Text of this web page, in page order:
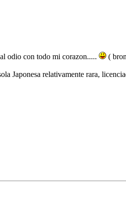
odio con todo mi corazon..... (
Japonesa relativamente rara,